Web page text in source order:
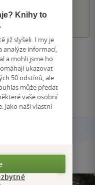
Knihy to
již slyšeli. I my je
analýze informací,
a mohli jsme ho
ukazovat
50 odstínů, ale
může předat
vaše osobní
Jako naši vlastní